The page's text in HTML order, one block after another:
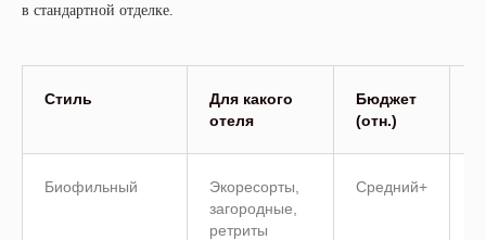
в стандартной отделке.
Стиль
Для какого
отеля
Бюджет
(отн.)
Биофильный
Экоресорты,
загородные,
ретриты
Средний+